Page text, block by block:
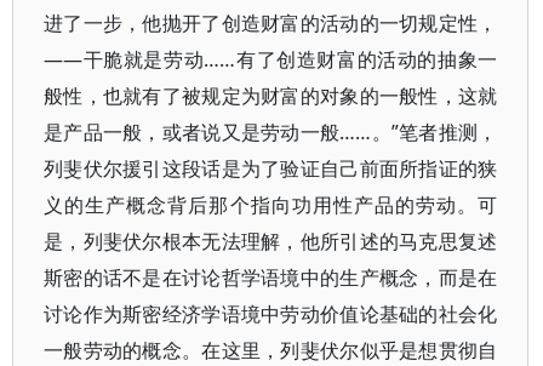
进了一步，他抛开了创造财富的活动的一切规定性，
——干脆就是劳动……有了创造财富的活动的抽象一
般性，也就有了被规定为财富的对象的一般性，这就
是产品一般，或者说又是劳动一般……。”笔者推测，
列斐伏尔援引这段话是为了验证自己前面所指证的狭
义的生产概念背后那个指向功用性产品的劳动。可
是，列斐伏尔根本无法理解，他所引述的马克思复述
斯密的话不是在讨论哲学语境中的生产概念，而是在
讨论作为斯密经济学语境中劳动价值论基础的社会化
一般劳动的概念。在这里，列斐伏尔似乎是想贯彻自